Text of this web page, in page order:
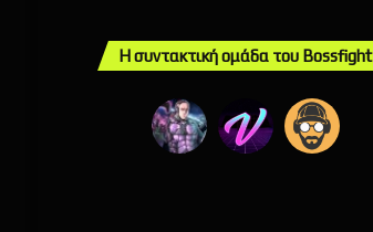
Η συντακτική ομάδα του Bossfight